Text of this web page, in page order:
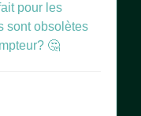
pour les
sont obsolètes
🤔